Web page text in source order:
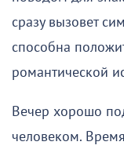
сразу вызовет
способна
романтической
Вечер хорошо
человеком.